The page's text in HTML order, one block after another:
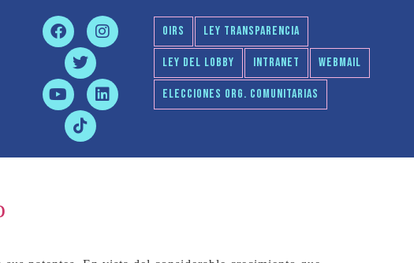
OIRS LEY TRANSPARENCIA
LEY DEL LOBBY INTRANET WEBMAIL
ELECCIONES ORG. COMUNITARIAS